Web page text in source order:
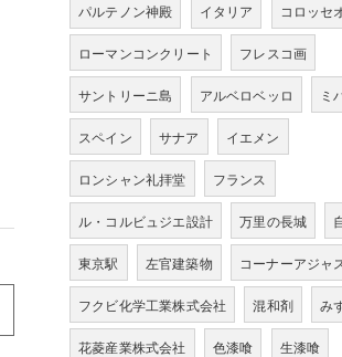
パルテノン神殿 イタリア コロッセ
ローマンコンクリート フレスコ画
サントリーニ島 アルベロベッロ ミ
スペイン サナア イエメン
ロンシャン礼拝堂 フランス
ル・コルビュジエ設計 万里の長城
東京駅 左官建築物 コーナーアジャ
フクビ化学工業株式会社 混和剤 み
花菱産業株式会社 色漆喰 生漆喰